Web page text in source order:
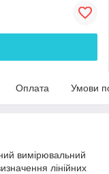
Оплата Умови
вимірювальний
лінійних